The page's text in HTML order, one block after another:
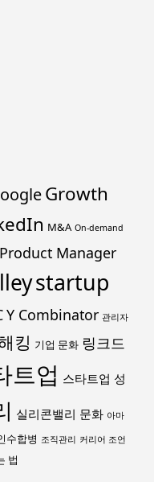
Growth
M&A On-demand
Product Manager
startup
Y Combinator 관리자
킹 기업 문화 링크드
트업 스타트업 성
실리콘밸리 문화 아마
수합병 조직관리 커리어 조언
법